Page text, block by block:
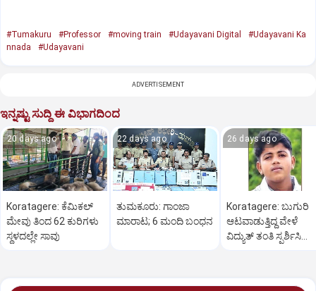
#Tumakuru #Professor #moving train #Udayavani Digital
#Udayavani Ka
nnada
#Udayavani
ADVERTISEMENT
ಇನ್ನಷ್ಟು ಸುದ್ದಿ ಈ ವಿಭಾಗದಿಂದ
20 days ago
Koratagere: ಕೆಮಿಕಲ್
ಮೇವು ತಿಂದ 62 ಕುರಿಗಳು
ಸ್ಥಳದಲ್ಲೇ ಸಾವು
22 days ago
ತುಮಕೂರು: ಗಾಂಜಾ
ಮಾರಾಟ; 6 ಮಂದಿ ಬಂಧನ
26 days ago
Koratagere: ಬುಗುರಿ
ಆಟವಾಡುತ್ತಿದ್ದ ವೇಳೆ
ವಿದ್ಯುತ್ ತಂತಿ ಸ್ಪರ್ಶಿಸಿ